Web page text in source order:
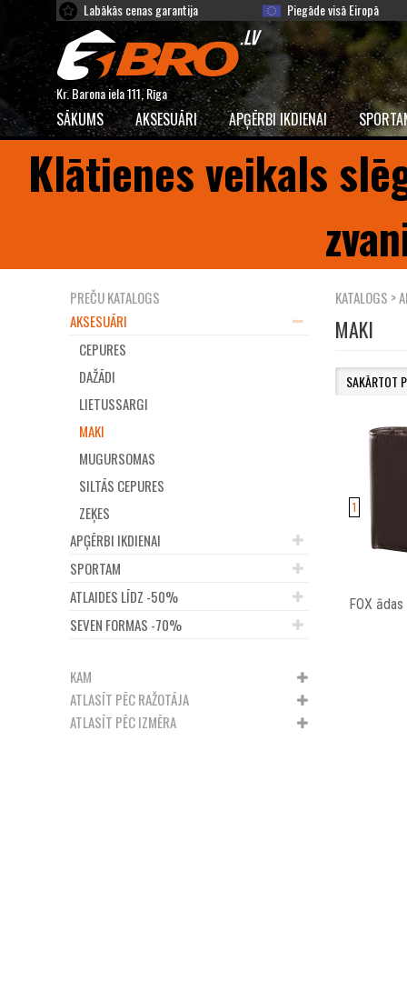
Labākās cenas garantija Piegāde visā Eiropā
Kr. Barona iela 111, Rīga
SĀKUMS AKSESUĀRI APĢĒRBI IKDIENAI
Klātienes veikals
PREČU KATALOGS
AKSESUĀRI
CEPURES
DAŽĀDI
LIETUSSARGI
MAKI
MUGURSOMAS
SILTĀS CEPURES
ZEĶES
APĢĒRBI IKDIENAI
SPORTAM
ATLAIDES LĪDZ -50%
SEVEN FORMAS -70%
KAM
ATLASĪT PĒC RAŽOTĀJA
ATLASĪT PĒC IZMĒRA
KATALOGS >
MAKI
1
FOX